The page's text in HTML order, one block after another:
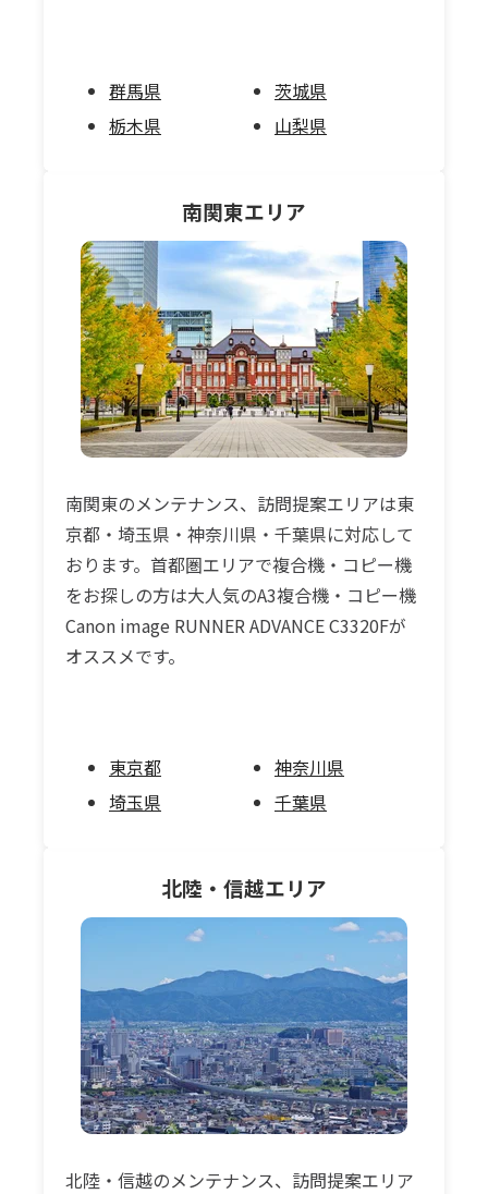
群馬県
栃木県
茨城県
山梨県
南関東エリア
南関東のメンテナンス、訪問提案エリアは東
京都・埼玉県・神奈川県・千葉県に対応して
おります。首都圏エリアで複合機・コピー機
をお探しの方は大人気のA3複合機・コピー機
Canon image RUNNER ADVANCE C3320Fが
オススメです。
東京都
埼玉県
神奈川県
千葉県
北陸・信越エリア
北陸・信越のメンテナンス、訪問提案エリア